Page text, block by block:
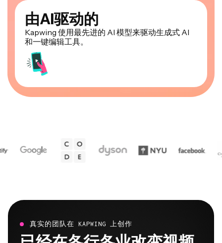
由AI驱动的
Kapwing 使用最先进的 AI 模型来驱动生成式 AI
和一键编辑工具。
已经在各行各业改变视频